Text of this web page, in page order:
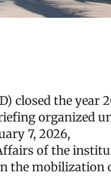
closed the year
organized
7, 2026,
of the
the mobilization